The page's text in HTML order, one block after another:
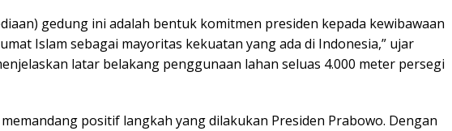
gedung ini adalah bentuk komitmen presiden kepada kewibawaan
Islam sebagai mayoritas kekuatan yang ada di Indonesia,” ujar
latar belakang penggunaan lahan seluas 4.000 meter persegi
positif langkah yang dilakukan Presiden Prabowo. Dengan